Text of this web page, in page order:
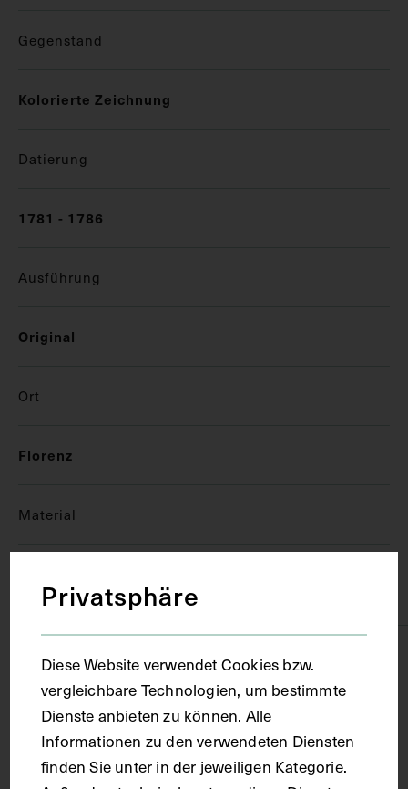
Gegenstand
Kolorierte Zeichnung
Datierung
1781 - 1786
Ausführung
Original
Ort
Florenz
Material
Papier
Technik
Aquarell
Maße
Privatsphäre
Diese Website verwendet Cookies bzw.
vergleichbare Technologien, um bestimmte
Dienste anbieten zu können. Alle
Informationen zu den verwendeten Diensten
finden Sie unter in der jeweiligen Kategorie.